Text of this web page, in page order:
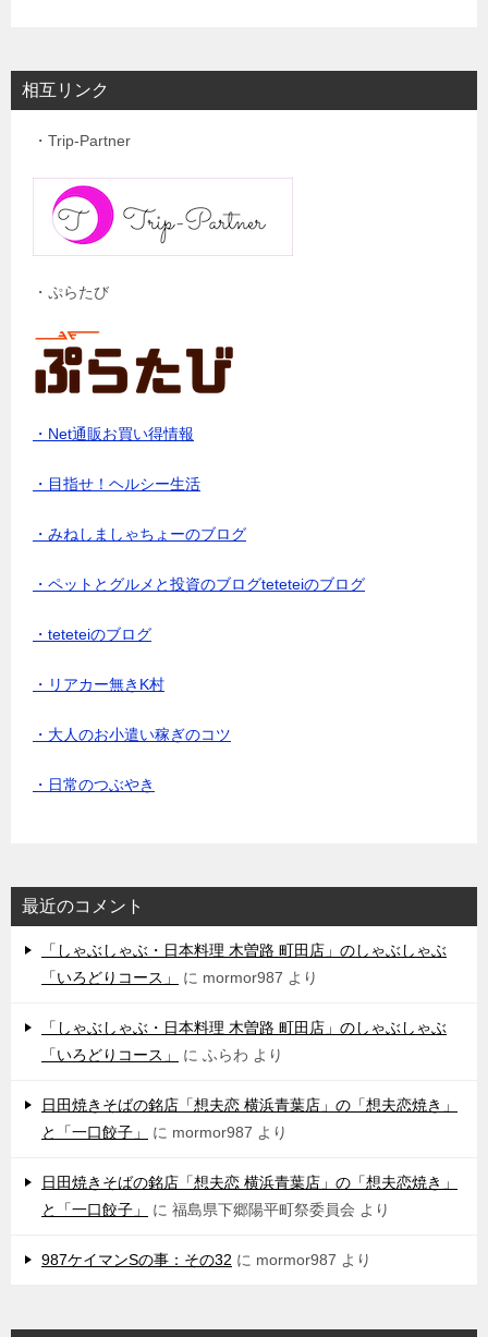
相互リンク
・Trip-Partner
・ぷらたび
・Net通販お買い得情報
・目指せ！ヘルシー生活
・みねしましゃちょーのブログ
・ペットとグルメと投資のブログteteteiのブログ
・teteteiのブログ
・リアカー無きK村
・大人のお小遣い稼ぎのコツ
・日常のつぶやき
最近のコメント
「しゃぶしゃぶ・日本料理 木曽路 町田店」のしゃぶしゃぶ
「いろどりコース」
に mormor987 より
「しゃぶしゃぶ・日本料理 木曽路 町田店」のしゃぶしゃぶ
「いろどりコース」
に ふらわ より
日田焼きそばの銘店「想夫恋 横浜青葉店」の「想夫恋焼き」
と「一口餃子」
に mormor987 より
日田焼きそばの銘店「想夫恋 横浜青葉店」の「想夫恋焼き」
と「一口餃子」
に 福島県下郷陽平町祭委員会 より
987ケイマンSの事：その32 に mormor987 より